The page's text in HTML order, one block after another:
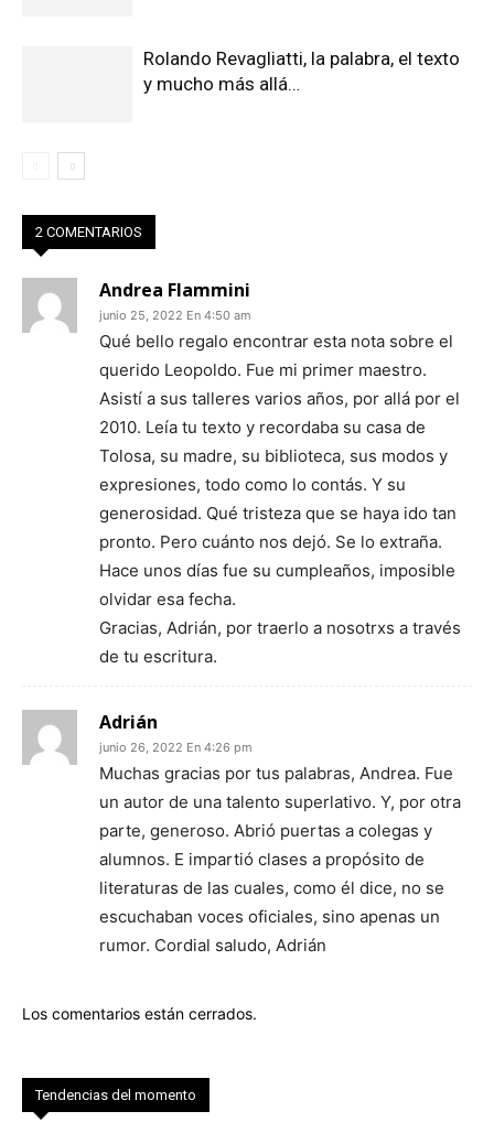
Rolando Revagliatti, la palabra, el texto
y mucho más allá…
2 COMENTARIOS
Andrea Flammini
junio 25, 2022 En 4:50 am
Qué bello regalo encontrar esta nota sobre el
querido Leopoldo. Fue mi primer maestro.
Asistí a sus talleres varios años, por allá por el
2010. Leía tu texto y recordaba su casa de
Tolosa, su madre, su biblioteca, sus modos y
expresiones, todo como lo contás. Y su
generosidad. Qué tristeza que se haya ido tan
pronto. Pero cuánto nos dejó. Se lo extraña.
Hace unos días fue su cumpleaños, imposible
olvidar esa fecha.
Gracias, Adrián, por traerlo a nosotrxs a través
de tu escritura.
Adrián
junio 26, 2022 En 4:26 pm
Muchas gracias por tus palabras, Andrea. Fue
un autor de una talento superlativo. Y, por otra
parte, generoso. Abrió puertas a colegas y
alumnos. E impartió clases a propósito de
literaturas de las cuales, como él dice, no se
escuchaban voces oficiales, sino apenas un
rumor. Cordial saludo, Adrián
Los comentarios están cerrados.
Tendencias del momento